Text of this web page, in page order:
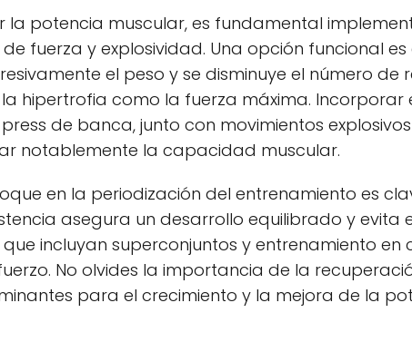
la potencia muscular, es fundamental
fuerza y explosividad. Una opción funcional
el peso y se disminuye el número de
hipertrofia como la fuerza máxima. Incorporar
de banca, junto con movimientos
notablemente la capacidad muscular.
en la periodización del entrenamiento es
asegura un desarrollo equilibrado y evita
incluyan superconjuntos y entrenamiento
No olvides la importancia de la
para el crecimiento y la mejora de la